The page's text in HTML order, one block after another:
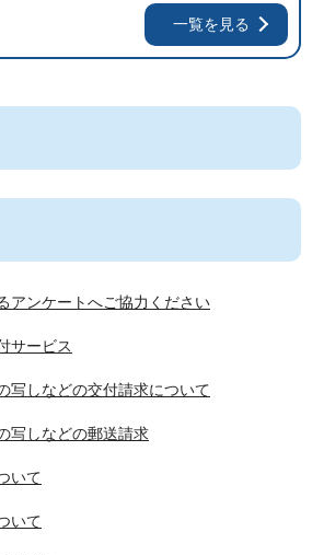
一覧を見る
アンケートへご協力ください
サービス
写しなどの交付請求について
写しなどの郵送請求
いて
いて